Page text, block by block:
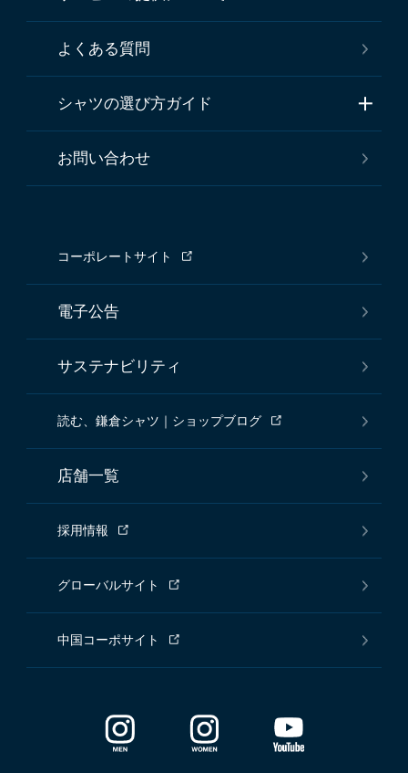
よくある質問
シャツの選び方ガイド
お問い合わせ
コーポレートサイト
電子公告
サステナビリティ
読む、鎌倉シャツ｜ショップブログ
店舗一覧
採用情報
グローバルサイト
中国コーポサイト